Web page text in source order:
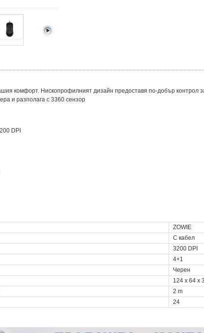
комфорт. Нископрофилният дизайн предоставя по-добър контрол
и разполага с 3360 сензор
DPI
ZOWIE
С кабел
3200 DPI
4+1
Черен
124 x 64 x
2 m
24